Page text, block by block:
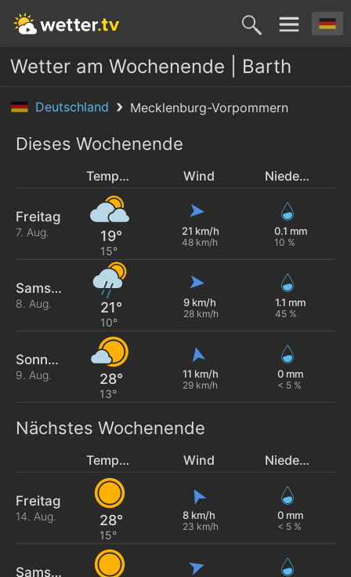
Wetter am Wochenende | Barth
Deutschland Mecklenburg-Vorpommern
Dieses Wochenende
Temperatur Wind Niederschlag
Freitag
7. Aug. 19°
15°
21 km/h
48 km/h
0.1 mm
10 %
Samstag
8. Aug. 21°
10°
9 km/h
28 km/h
1.1 mm
45 %
Sonntag
9. Aug. 28°
13°
11 km/h
29 km/h
0 mm
< 5 %
Nächstes Wochenende
Temperatur Wind Niederschlag
Freitag
14. Aug. 28°
15°
8 km/h
23 km/h
0 mm
< 5 %
Samstag